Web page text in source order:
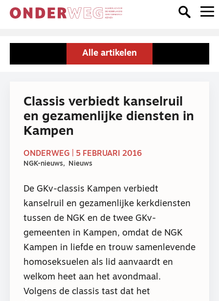
Alle artikelen
Classis verbiedt kanselruil
en gezamenlijke diensten in
Kampen
ONDERWEG | 5 FEBRUARI 2016
NGK-nieuws Nieuws
De GKv-classis Kampen verbiedt
kanselruil en gezamenlijke kerkdiensten
tussen de NGK en de twee GKv-
gemeenten in Kampen, omdat de NGK
Kampen in liefde en trouw samenlevende
homoseksuelen als lid aanvaardt en
welkom heet aan het avondmaal.
Volgens de classis tast dat het